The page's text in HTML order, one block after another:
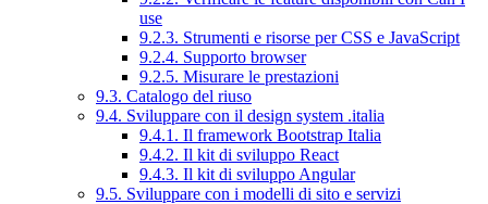
use
9.2.3. Strumenti e risorse per CSS e JavaScript
9.2.4. Supporto browser
9.2.5. Misurare le prestazioni
9.3. Catalogo del riuso
9.4. Sviluppare con il design system .italia
9.4.1. Il framework Bootstrap Italia
9.4.2. Il kit di sviluppo React
9.4.3. Il kit di sviluppo Angular
9.5. Sviluppare con i modelli di sito e servizi